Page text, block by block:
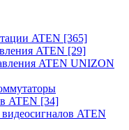
ATEN [365]
ATEN [29]
ATEN UNIZON
ATEN [34]
ATEN